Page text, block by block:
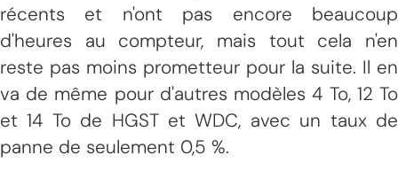
récents et n'ont pas encore beaucoup
d'heures au compteur, mais tout cela n'en
reste pas moins prometteur pour la suite. Il en
va de même pour d'autres modèles 4 To, 12 To
et 14 To de HGST et WDC, avec un taux de
panne de seulement 0,5 %.